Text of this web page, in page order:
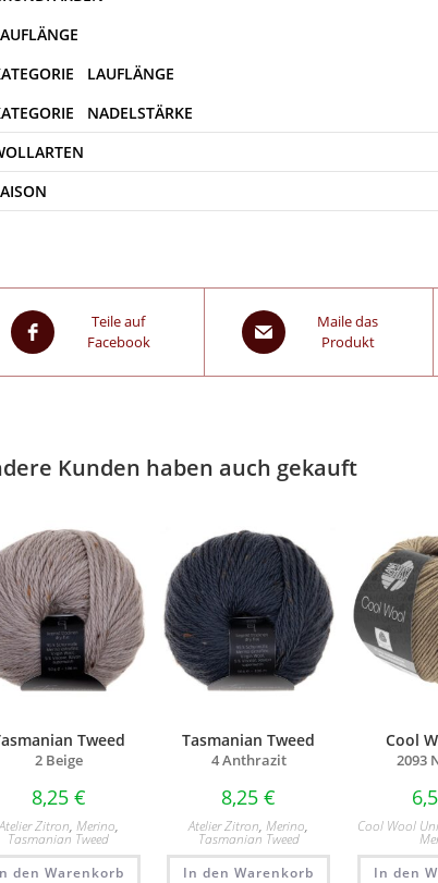
Teile auf
Facebook
Maile das
Produkt
Kunden haben auch gekauft
Tweed
2 Beige
8,25 €
Zitron, Merino,
Tasmanian Tweed
den Warenkorb
Tasmanian Tweed
4 Anthrazit
8,25€
Atelier Zitron,Merino,
Tasmanian Tweed
In den Warenkorb
Cool
2093
Cool Wool Uni
In den